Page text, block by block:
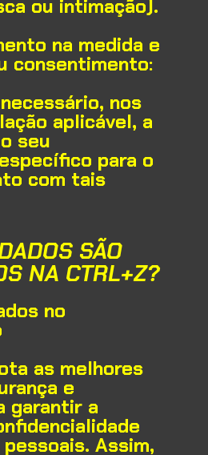
ou intimação).
na medida e
consentimento:
nos
aplicável, a
seu
para o
com tais
SÃO
NA CTRL+Z?
no
as melhores
e
garantir a
Assim,